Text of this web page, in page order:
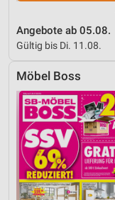
Angebote ab 05.08.
Gültig bis Di. 11.08.
Möbel Boss